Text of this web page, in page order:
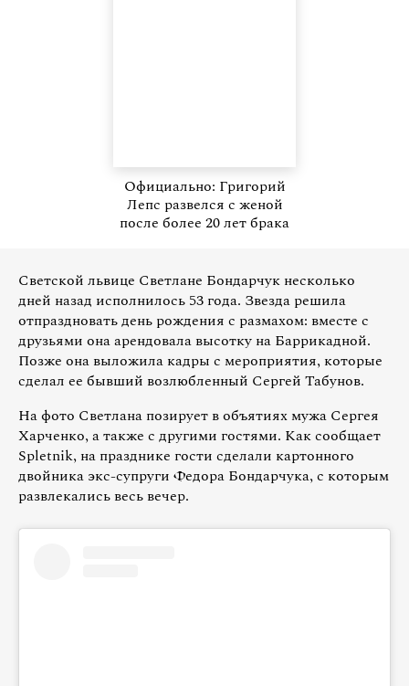
Официально: Григорий
Лепс развелся с женой
после более 20 лет брака
Светской львице Светлане Бондарчук несколько
дней назад исполнилось 53 года. Звезда решила
отпраздновать день рождения с размахом: вместе с
друзьями она арендовала высотку на Баррикадной.
Позже она выложила кадры с мероприятия, которые
сделал ее бывший возлюбленный Сергей Табунов.
На фото Светлана позирует в объятиях мужа Сергея
Харченко, а также с другими гостями. Как сообщает
Spletnik, на празднике гости сделали картонного
двойника экс-супруги Федора Бондарчука, с которым
развлекались весь вечер.